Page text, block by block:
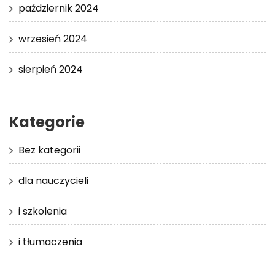
październik 2024
wrzesień 2024
sierpień 2024
Kategorie
Bez kategorii
dla nauczycieli
i szkolenia
i tłumaczenia